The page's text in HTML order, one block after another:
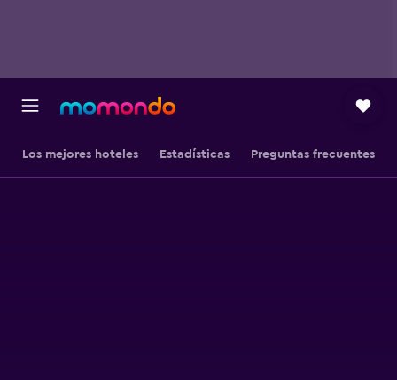
Los mejores hoteles Estadísticas Preguntas frecuentes